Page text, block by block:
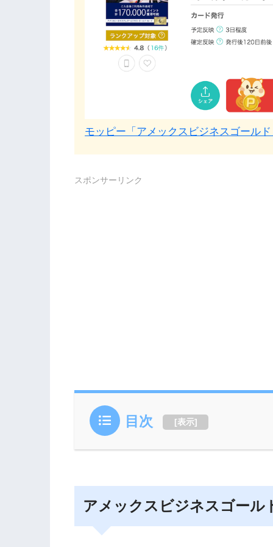
モッピー「アメックスビジネスゴール
スポンサーリンク
目次 [表示]
アメックスビジネスゴール